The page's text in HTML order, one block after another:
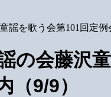
謡を歌う会第101回定例
の会藤沢
（9/9）